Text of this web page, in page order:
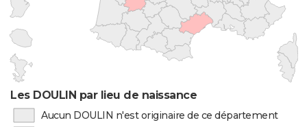
Les DOULIN par lieu de naissance
Aucun DOULIN n'est originaire de ce département